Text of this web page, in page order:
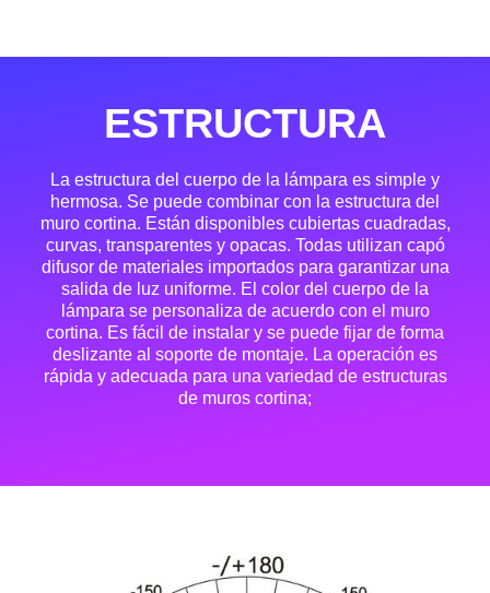
ESTRUCTURA
La estructura del cuerpo de la lámpara es simple y
hermosa. Se puede combinar con la estructura del
muro cortina. Están disponibles cubiertas cuadradas,
curvas, transparentes y opacas. Todas utilizan capó
difusor de materiales importados para garantizar una
salida de luz uniforme. El color del cuerpo de la
lámpara se personaliza de acuerdo con el muro
cortina. Es fácil de instalar y se puede fijar de forma
deslizante al soporte de montaje. La operación es
rápida y adecuada para una variedad de estructuras
de muros cortina;